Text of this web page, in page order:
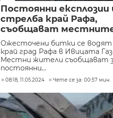
Постоянни експлозии
стрелба край Рафа,
съобщават
Ожесточени битки се водят
край град Рафа в Ивицата
Местни жители съобщават
постоянни...
08:18, 11.05.2024 Чете се за: 00:57 мин.